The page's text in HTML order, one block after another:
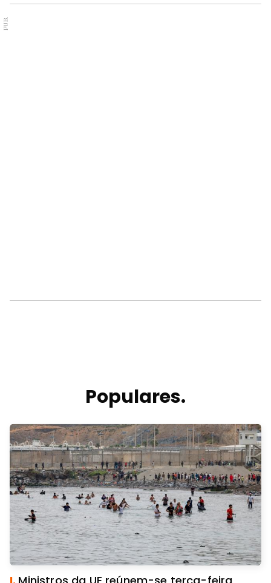
PUB.
Populares.